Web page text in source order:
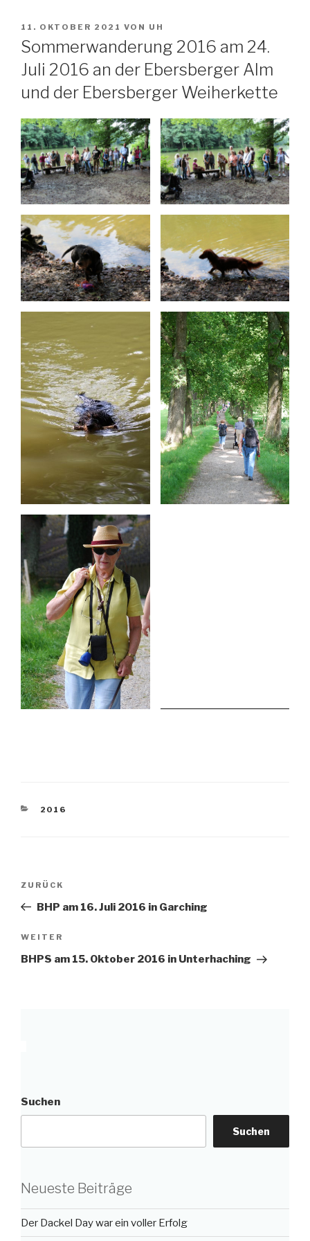
VERÖFFENTLICHT
AM
11. OKTOBER 2021 VON UH
Sommerwanderung 2016 am 24.
Juli 2016 an der Ebersberger Alm
und der Ebersberger Weiherkette
KATEGORIEN
2016
Beitragsnavigation
Vorheriger
Beitrag
ZURÜCK
BHP am 16. Juli 2016 in Garching
Nächster
Beitrag
WEITER
BHPS am 15. Oktober 2016 in Unterhaching
Suchen
Suchen
Neueste Beiträge
Der Dackel Day war ein voller Erfolg